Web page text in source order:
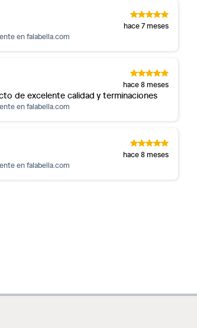
hace 7 meses
enfalabella.com
hace 8 meses
de excelente calidad y terminaciones
enfalabella.com
hace 8 meses
enfalabella.com